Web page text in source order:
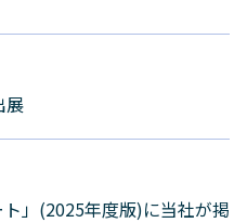
展
ト」(2025年度版)に当社が掲